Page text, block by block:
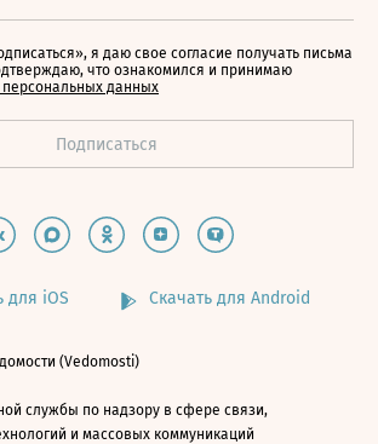
я даю свое согласие получать письма
что ознакомился и принимаю
персональных данных
для iOS Скачать для Android
(Vedomosti)
службы по надзору в сфере связи,
и массовых коммуникаций